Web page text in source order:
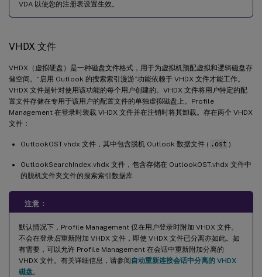
VDA 以使您的注册表设置生效。
VHDX 文件
VHDX（虚拟硬盘）是一种磁盘文件格式，用于为虚拟机预配虚拟和逻辑磁盘存
储空间。“启用 Outlook 的搜索索引漫游”功能依赖于 VHDX 文件才能工作。
VHDX 文件是针对使用该功能的每个用户创建的。VHDX 文件将用户特定的配
置文件存储在专用于该用户的配置文件的单独虚拟磁盘上。Profile
Management 在登录时装载 VHDX 文件并在注销时将其卸载。存在两个 VHDX
文件：
OutlookOST.vhdx 文件，其中包含脱机 Outlook 数据文件 ( .ost )
OutlookSearchIndex.vhdx 文件，包含存储在 OutlookOST.vhdx 文件中
的脱机文件夹文件的搜索索引数据库
注意：
默认情况下，Profile Management 仅在用户登录时附加 VHDX 文件。
不会在登录后重新附加 VHDX 文件，即使 VHDX 文件已分离亦如此。如
有需要，可以允许 Profile Management 在会话中重新附加分离的
VHDX 文件。有关详细信息，请参阅自动重新连接会话中分离的 VHDX
磁盘。